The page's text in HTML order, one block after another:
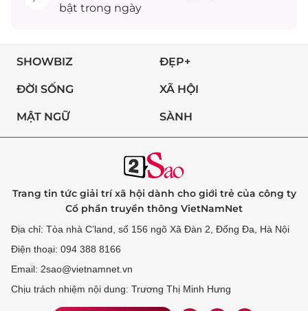
bật trong ngày
SHOWBIZ ĐẸP+
ĐỜI SỐNG XÃ HỘI
MẬT NGỮ SÀNH
Trang tin tức giải trí xã hội dành cho giới trẻ của công ty
Cổ phần truyền thông VietNamNet
Địa chỉ: Tòa nhà C’land, số 156 ngõ Xã Đàn 2, Đống Đa, Hà Nội
Điện thoại: 094 388 8166
Email: 2sao@vietnamnet.vn
Chịu trách nhiệm nội dung: Trương Thị Minh Hưng